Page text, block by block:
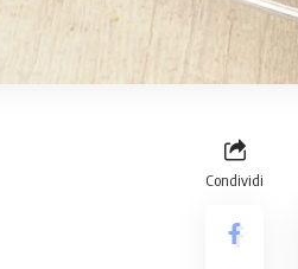
Condividi